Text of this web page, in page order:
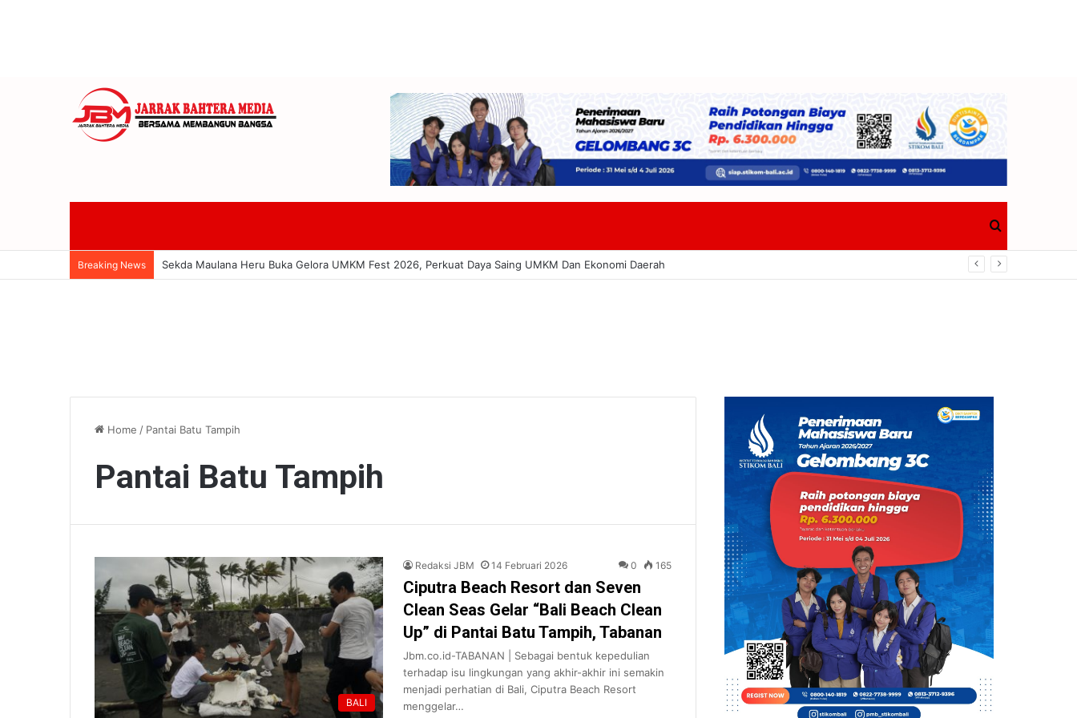
for
Breaking News Promosi 78 Guru Jadi Kepsek, Disdik Pacitan Hadapi PR Baru Atasi Kekurangan Guru
Home / Pantai Batu Tampih
Pantai Batu Tampih
BALI
Redaksi JBM 14 Februari 2026 0 165
Ciputra Beach Resort dan Seven
Clean Seas Gelar “Bali Beach Clean
Up” di Pantai Batu Tampih, Tabanan
Jbm.co.id-TABANAN | Sebagai bentuk kepedulian
terhadap isu lingkungan yang akhir-akhir ini semakin
menjadi perhatian di Bali, Ciputra Beach Resort
menggelar…